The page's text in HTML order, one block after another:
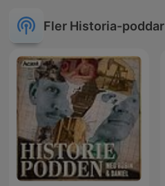
Fler Historia-poddar